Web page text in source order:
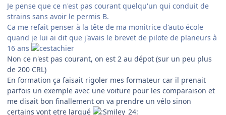
Je pense que ce n'est pas courant quelqu'un qui conduit de
strains sans avoir le permis B.
Ca me refait penser à la tête de ma monitrice d'auto école
quand je lui ai dit que j'avais le brevet de pilote de planeurs à
16 ans
Non ce n'est pas courant, on est 2 au dépot (sur un peu plus
de 200 CRL)
En formation ça faisait rigoler mes formateur car il prenait
parfois un exemple avec une voiture pour les comparaison et
me disait bon finallement on va prendre un vélo sinon
certains vont etre largué